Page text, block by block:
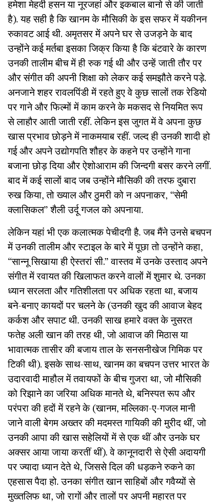
हमेशा मेहदी हसन या नूरजहां और इकबाल बानो से की जाती
है). यह सही है कि खानम के मौसिकी के इस सफर में यकीनन
रुकावट आई थी. अमृतसर में अपने घर से उजड़ने के बाद
उन्होंने कई मर्तबा इसका जिक्र किया है कि बंटवारे के कारण
उनकी तालीम बीच में ही रुक गई थी और उन्हें जाती तौर पर
और संगीत की अपनी शिक्षा को लेकर कई समझौते करने पड़े.
अनजाने शहर रावलपिंडी में रहते हुए वे कुछ सालों तक रेडियो
पर गाने और फिल्मों में काम करने के मकसद से नियमित रूप
से लाहौर आती जाती रहीं. लेकिन इस जुगत में वे अपना कुछ
खास प्रभाव छोड़ने में नाकमयाब रहीं. जल्द ही उनकी शादी हो
गई और अपने उद्योगपति शौहर के कहने पर उन्होंने गाना
बजाना छोड़ दिया और ऐशोआराम की जिन्दगी बसर करने लगीं.
बाद में कई सालों बाद जब उन्होंने मौसिकी की तरफ दुबारा
रुख किया, तो ख्याल और ठुमरी को न अपनाकर, “सेमी
क्लासिकल” शैली उर्दू गजल को अपनाया.
लेकिन यहां भी एक कलात्मक पेचीदगी है. जब मैंने उनसे बचपन
में उनकी तालीम और स्टाइल के बारे में पूछा तो उन्होंने कहा,
“सान्नू सिखाया ही ऐस्तरां सी.” वास्तव में उनके उस्ताद अपने
संगीत में रवायत की खिलाफत करने वालों में शुमार थे. उनका
ध्यान सरलता और गतिशीलता पर अधिक रहता था, बजाय
बने-बनाए कायदों पर चलने के (उनकी खुद की आवाज बेहद
कर्कश और सपाट थी. उनकी साख हमारे वक्त के नुसरत
फतेह अली खान की तरह थी, जो आवाज की मिठास या
भावात्मक तासीर की बजाय ताल के सनसनीखेज गिमिक पर
टिकी थी). इसके साथ-साथ, खानम का बचपन उत्तर भारत के
उदारवादी माहौल में तवायफों के बीच गुजरा था, जो मौसिकी
को रिझाने का जरिया अधिक मानते थे, बनिस्पत रूप और
परंपरा की हदों में रहने के (खानम, मल्लिका-ए-गजल मानी
जाने वाली बेगम अख्तर की मदमस्त गायिकी की मुरीद थीं, जो
उनकी आपा की खास सहेलियों में से एक थीं और उनके घर
अक्सर आया जाया करतीं थीं). वे कानूनदारी से ऐसी अदायगी
पर ज्यादा ध्यान देते थे, जिससे दिल की धड़कने रुकने का
एहसास पैदा हो. उनका संगीत खान साहिबों और गवैय्यों से
मुख्तलिफ था, जो रागों और तालों पर अपनी महारत पर